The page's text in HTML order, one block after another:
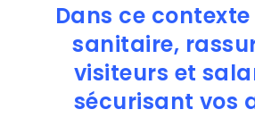
Dans ce
sanitaire,
visiteurs et
sécurisant vos